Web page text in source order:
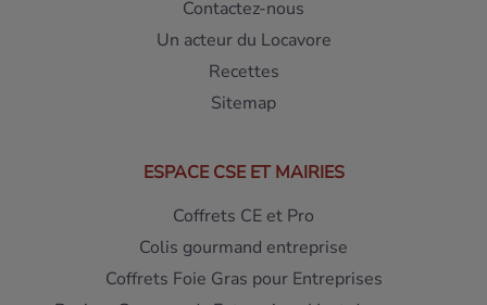
Contactez-nous
Un acteur du Locavore
Recettes
Sitemap
ESPACE CSE ET MAIRIES
Coffrets CE et Pro
Colis gourmand entreprise
Coffrets Foie Gras pour Entreprises